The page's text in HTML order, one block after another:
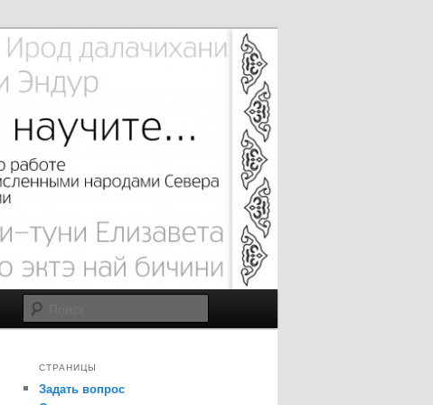
СТРАНИЦЫ
Задать вопрос